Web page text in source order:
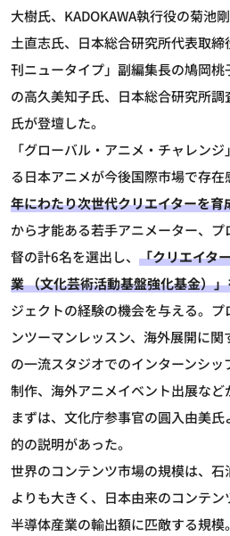
大樹氏、KADOKAWA執行役の菊池
土直志氏、日本総合研究所代表取
刊ニュータイプ」副編集長の鳩岡
の高久美知子氏、日本総合研究所
氏が登壇した。
「グローバル・アニメ・チャレン
る日本アニメが今後国際市場で存在
年にわたり次世代クリエイターを育
から才能ある若手アニメーター、
督の計6名を選出し、 「クリエイタ
業 （文化芸術活動基盤強化基金）
ジェクトの経験の機会を与える。
ンツーマンレッスン、海外展開に
の一流スタジオでのインターンシ
制作、海外アニメイベント出展など
まずは、文化庁参事官の圓入由美
的の説明があった。
世界のコンテンツ市場の規模は、
よりも大きく、日本由来のコンテン
半導体産業の輸出額に匹敵する規